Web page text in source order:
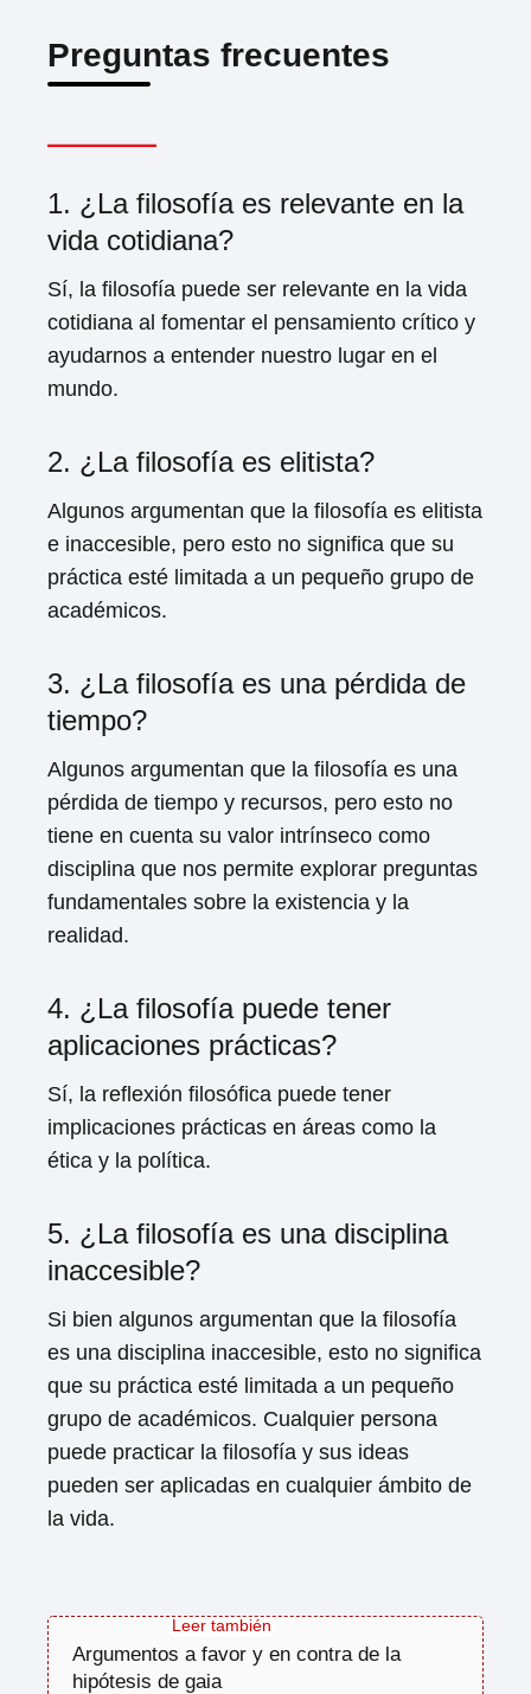
Preguntas frecuentes
1. ¿La filosofía es relevante en la
vida cotidiana?
Sí, la filosofía puede ser relevante en la vida
cotidiana al fomentar el pensamiento crítico y
ayudarnos a entender nuestro lugar en el
mundo.
2. ¿La filosofía es elitista?
Algunos argumentan que la filosofía es elitista
e inaccesible, pero esto no significa que su
práctica esté limitada a un pequeño grupo de
académicos.
3. ¿La filosofía es una pérdida de
tiempo?
Algunos argumentan que la filosofía es una
pérdida de tiempo y recursos, pero esto no
tiene en cuenta su valor intrínseco como
disciplina que nos permite explorar preguntas
fundamentales sobre la existencia y la
realidad.
4. ¿La filosofía puede tener
aplicaciones prácticas?
Sí, la reflexión filosófica puede tener
implicaciones prácticas en áreas como la
ética y la política.
5. ¿La filosofía es una disciplina
inaccesible?
Si bien algunos argumentan que la filosofía
es una disciplina inaccesible, esto no significa
que su práctica esté limitada a un pequeño
grupo de académicos. Cualquier persona
puede practicar la filosofía y sus ideas
pueden ser aplicadas en cualquier ámbito de
la vida.
Argumentos a favor y en contra de la
hipótesis de gaia